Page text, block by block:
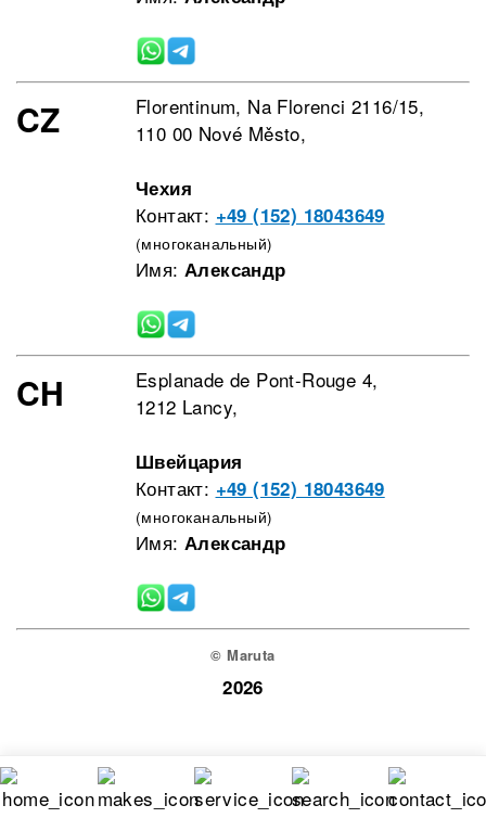
CZ
Florentinum, Na Florenci 2116/15,
110 00 Nové Město,
Чехия
Контакт: +49 (152) 18043649
(многоканальный)
Имя: Александр
CH
Esplanade de Pont-Rouge 4,
1212 Lancy,
Швейцария
Контакт: +49 (152) 18043649
(многоканальный)
Имя: Александр
© Maruta
2026